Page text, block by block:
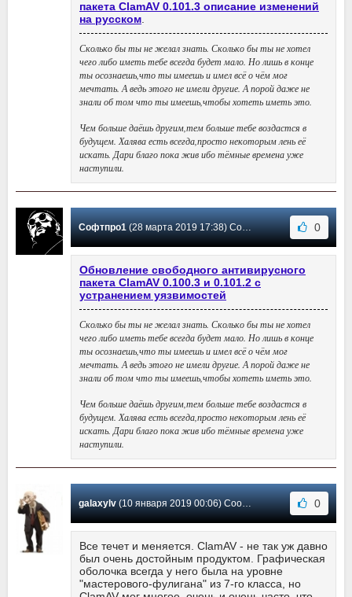
пакета ClamAV 0.101.3 описание изменений
на русском
Сколько бы ты не желал знать. Сколько бы ты не хотел
чего либо иметь тебе всегда будет мало. Но лишь в конце
ты осознаешь,что ты имеешь и имел всё о чём мог
мечтать. А ведь этого не имели другие. А порой даже не
знали об том что ты имеешь,чтобы хотеть иметь это.
Чем больше даёшь другим,тем больше тебе воздастся в
будущем. Халява есть всегда,просто некоторым лень её
искать. Дари благо пока жив ибо тёмные времена уже
наступили.
Софтпро1(28 марта 2019 17:38) Сообщение #25 0
Обновление свободного антивирусного
пакета ClamAV 0.100.3 и 0.101.2 с
устранением уязвимостей
Сколько бы ты не желал знать. Сколько бы ты не хотел
чего либо иметь тебе всегда будет мало. Но лишь в конце
ты осознаешь,что ты имеешь и имел всё о чём мог
мечтать. А ведь этого не имели другие. А порой даже не
знали об том что ты имеешь,чтобы хотеть иметь это.
Чем больше даёшь другим,тем больше тебе воздастся в
будущем. Халява есть всегда,просто некоторым лень её
искать. Дари благо пока жив ибо тёмные времена уже
наступили.
galaxylv(10 января 2019 00:06) Сообщение #24 0
Все течет и меняется. ClamAV - не так уж давно
был очень достойным продуктом. Графическая
оболочка всегда у него была на уровне
"мастерового-фулигана" из 7-го класса, но